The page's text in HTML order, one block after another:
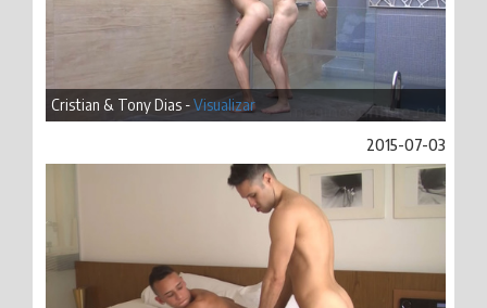
Cristian & Tony Dias -Visualizar
2015-07-03